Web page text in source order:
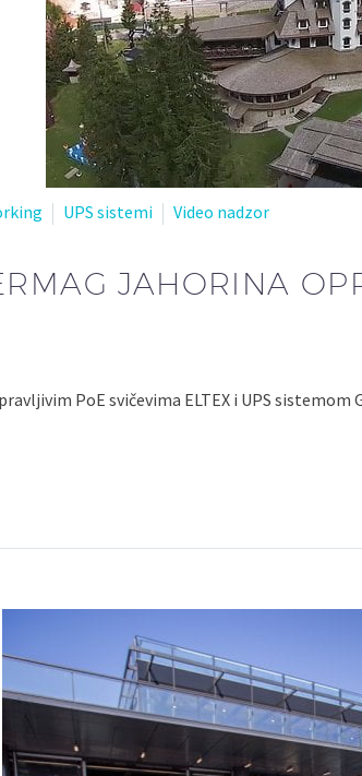
UPS sistemi Video nadzor
JAHORINA
PoE svičevima ELTEX i UPS